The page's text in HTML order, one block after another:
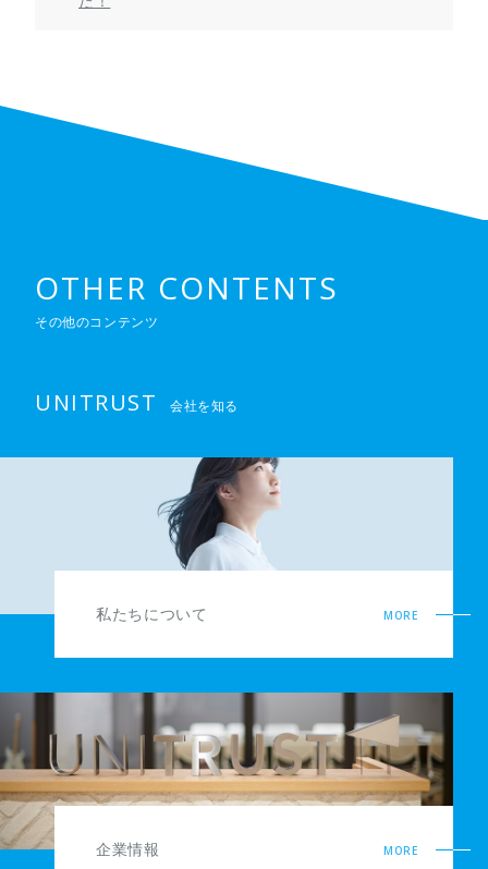
OTHER CONTENTS
その他のコンテンツ
UNITRUST 会社を知る
私たちについて MORE
企業情報 MORE